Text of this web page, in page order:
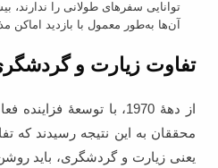
توانایی سفرهای طولانی را
آن‌ها به‌طور معمول با بازدید اماکن
تفاوت زیارت و
از دهۀ 1970، با توسعۀ
محققان به این نتیجه رسیدند که
یعنی زیارت و گردشگری، باید